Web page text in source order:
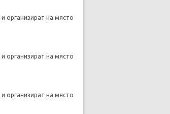
организират на място
организират на място
организират на място